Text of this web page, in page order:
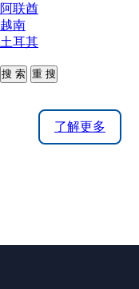
阿联酋
越南
土耳其
了解更多